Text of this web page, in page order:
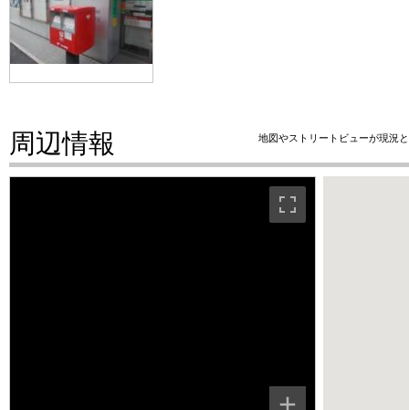
周辺情報 地図やストリートビューが現況